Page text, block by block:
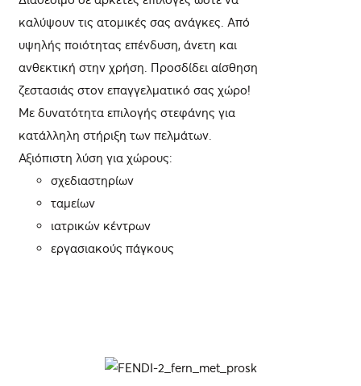
καλύψουν τις ατομικές σας ανάγκες. Από
υψηλής ποιότητας επένδυση, άνετη και
ανθεκτική στην χρήση. Προσδίδει αίσθηση
ζεστασιάς στον επαγγελματικό σας χώρο!
Με δυνατότητα επιλογής στεφάνης για
κατάλληλη στήριξη των πελμάτων.
Αξιόπιστη λύση για χώρους:
σχεδιαστηρίων
ταμείων
ιατρικών κέντρων
εργασιακούς πάγκους
ΛΕΠΤΟΜΈΡΕΙΕΣ